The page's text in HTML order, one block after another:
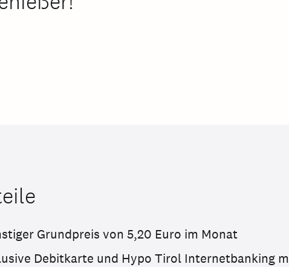
Grundpreis von 5,20 Euro im Monat
Debitkarte und Hypo Tirol Internetbanking